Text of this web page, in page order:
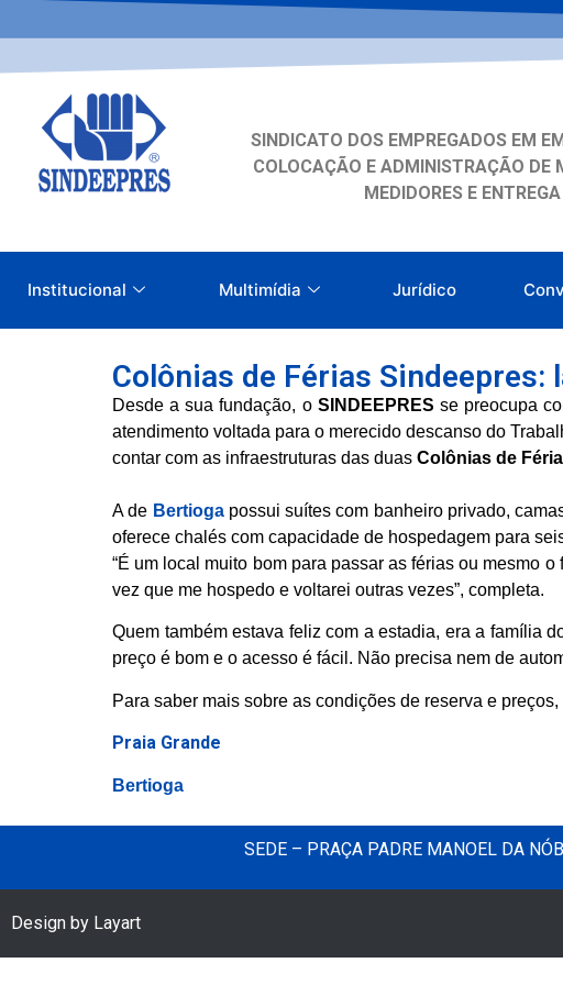
SINDICATO DOS EMPREGADOS EM
COLOCAÇÃO E ADMINISTRAÇÃO DE
MEDIDORES E
Institucional Multimídia Jurídico
Colônias de Férias
Desde a sua fundação, o SINDEEPRES se preocupa
atendimento voltada para o merecido descanso do
contar com as infraestruturas das duas Colônias de
A de Bertioga possui suítes com banheiro privado,
oferece chalés com capacidade de hospedagem para
“É um local muito bom para passar as férias ou mesmo
vez que me hospedo e voltarei outras vezes”, completa.
Quem também estava feliz com a estadia, era a família
preço é bom e o acesso é fácil. Não precisa nem de
Para saber mais sobre as condições de reserva e
Praia Grande
Bertioga
SEDE – PRAÇA PADRE MANOEL DA
Design by Layart